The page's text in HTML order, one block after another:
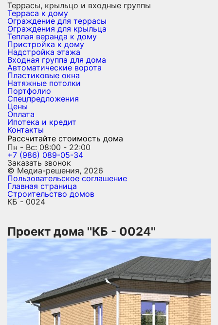
Террасы, крыльцо и входные группы
Терраса к дому
Ограждение для террасы
Ограждения для крыльца
Теплая веранда к дому
Пристройка к дому
Надстройка этажа
Входная группа для дома
Автоматические ворота
Пластиковые окна
Натяжные потолки
Портфолио
Спецпредложения
Цены
Оплата
Ипотека и кредит
Контакты
Рассчитайте стоимость дома
Пн - Вс: 08:00 - 22:00
+7 (986) 089-05-34
Заказать звонок
© Медиа-решения, 2026
Пользовательское соглашение
Главная страница
Строительство домов
КБ - 0024
Проект дома ''КБ - 0024''